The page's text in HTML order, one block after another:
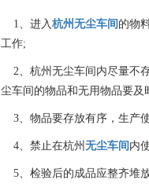
1、进入杭州无尘车间的物
工作;
2、杭州无尘车间内尽量不
尘车间的物品和无用物品要及
3、物品要存放有序，生产
4、禁止在杭州 无尘车间内
5、检验后的成品应整齐堆